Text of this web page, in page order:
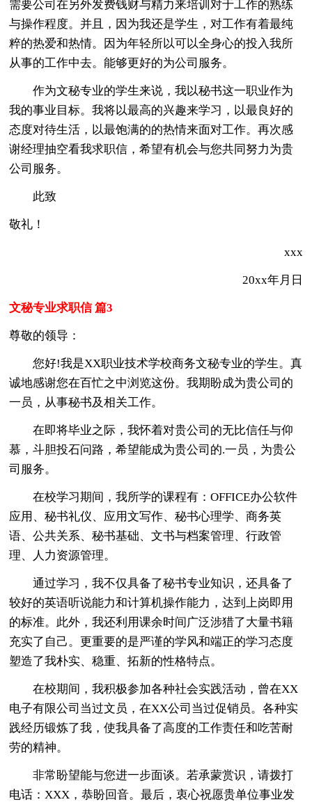
需要公司在另外发费钱财与精力来培训对于工作的熟练
与操作程度。并且，因为我还是学生，对工作有着最纯
粹的热爱和热情。因为年轻所以可以全身心的投入我所
从事的工作中去。能够更好的为公司服务。
作为文秘专业的学生来说，我以秘书这一职业作为
我的事业目标。我将以最高的兴趣来学习，以最良好的
态度对待生活，以最饱满的的热情来面对工作。再次感
谢经理抽空看我求职信，希望有机会与您共同努力为贵
公司服务。
此致
敬礼！
xxx
20xx年月日
文秘专业求职信 篇3
尊敬的领导：
您好!我是XX职业技术学校商务文秘专业的学生。真
诚地感谢您在百忙之中浏览这份。我期盼成为贵公司的
一员，从事秘书及相关工作。
在即将毕业之际，我怀着对贵公司的无比信任与仰
慕，斗胆投石问路，希望能成为贵公司的.一员，为贵公
司服务。
在校学习期间，我所学的课程有：OFFICE办公软件
应用、秘书礼仪、应用文写作、秘书心理学、商务英
语、公共关系、秘书基础、文书与档案管理、行政管
理、人力资源管理。
通过学习，我不仅具备了秘书专业知识，还具备了
较好的英语听说能力和计算机操作能力，达到上岗即用
的标准。此外，我还利用课余时间广泛涉猎了大量书籍
充实了自己。更重要的是严谨的学风和端正的学习态度
塑造了我朴实、稳重、拓新的性格特点。
在校期间，我积极参加各种社会实践活动，曾在XX
电子有限公司当过文员，在XX公司当过促销员。各种实
践经历锻炼了我，使我具备了高度的工作责任和吃苦耐
劳的精神。
非常盼望能与您进一步面谈。若承蒙赏识，请拨打
电话：XXX，恭盼回音。最后，衷心祝愿贵单位事业发